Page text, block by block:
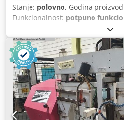
Stanje: polovno, Godina
Funkcionalnost: potpuno
, širina sečenja
CE oznaka, dokumentacija/
523 GA NA 300 PC, godina
opremom: FOTOGRAFIJE SLEDE!
valjkasta staza sa poprečnim
automatsko pomeranje
jednom ciklusu, rotirajući -
Pogonska odvodna valjkasta
podiznim mostom - Iskidač na